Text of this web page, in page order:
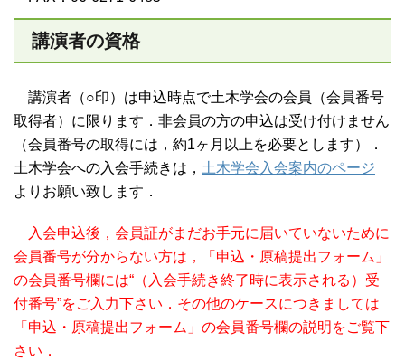
講演者の資格
講演者（○印）は申込時点で土木学会の会員（会員番号
取得者）に限ります．非会員の方の申込は受け付けません
（会員番号の取得には，約1ヶ月以上を必要とします）．
土木学会への入会手続きは， 土木学会入会案内のページ
よりお願い致します．
入会申込後，会員証がまだお手元に届いていないために
会員番号が分からない方は，「申込・原稿提出フォーム」
の会員番号欄には“（入会手続き終了時に表示される）受
付番号”をご入力下さい．その他のケースにつきましては
「申込・原稿提出フォーム」の会員番号欄の説明をご覧下
さい．